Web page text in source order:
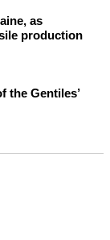
as
production
the Gentiles’